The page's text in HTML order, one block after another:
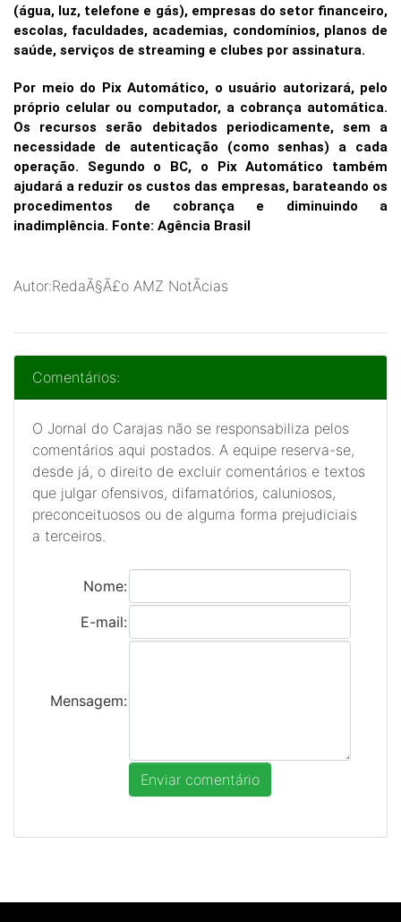
(água, luz, telefone e gás), empresas do setor financeiro,
escolas, faculdades, academias, condomínios, planos de
saúde, serviços de streaming e clubes por assinatura.
Por meio do Pix Automático, o usuário autorizará, pelo
próprio celular ou computador, a cobrança automática.
Os recursos serão debitados periodicamente, sem a
necessidade de autenticação (como senhas) a cada
operação. Segundo o BC, o Pix Automático também
ajudará a reduzir os custos das empresas, barateando os
procedimentos de cobrança e diminuindo a
inadimplência. Fonte: Agência Brasil
Autor:RedaÃ§Ã£o AMZ NotÃ­cias
Comentários:
O Jornal do Carajas não se responsabiliza pelos
comentários aqui postados. A equipe reserva-se,
desde já, o direito de excluir comentários e textos
que julgar ofensivos, difamatórios, caluniosos,
preconceituosos ou de alguma forma prejudiciais
a terceiros.
Nome:
E-mail:
Mensagem: